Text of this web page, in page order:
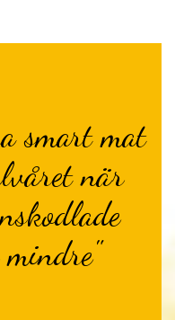
smart mat
när